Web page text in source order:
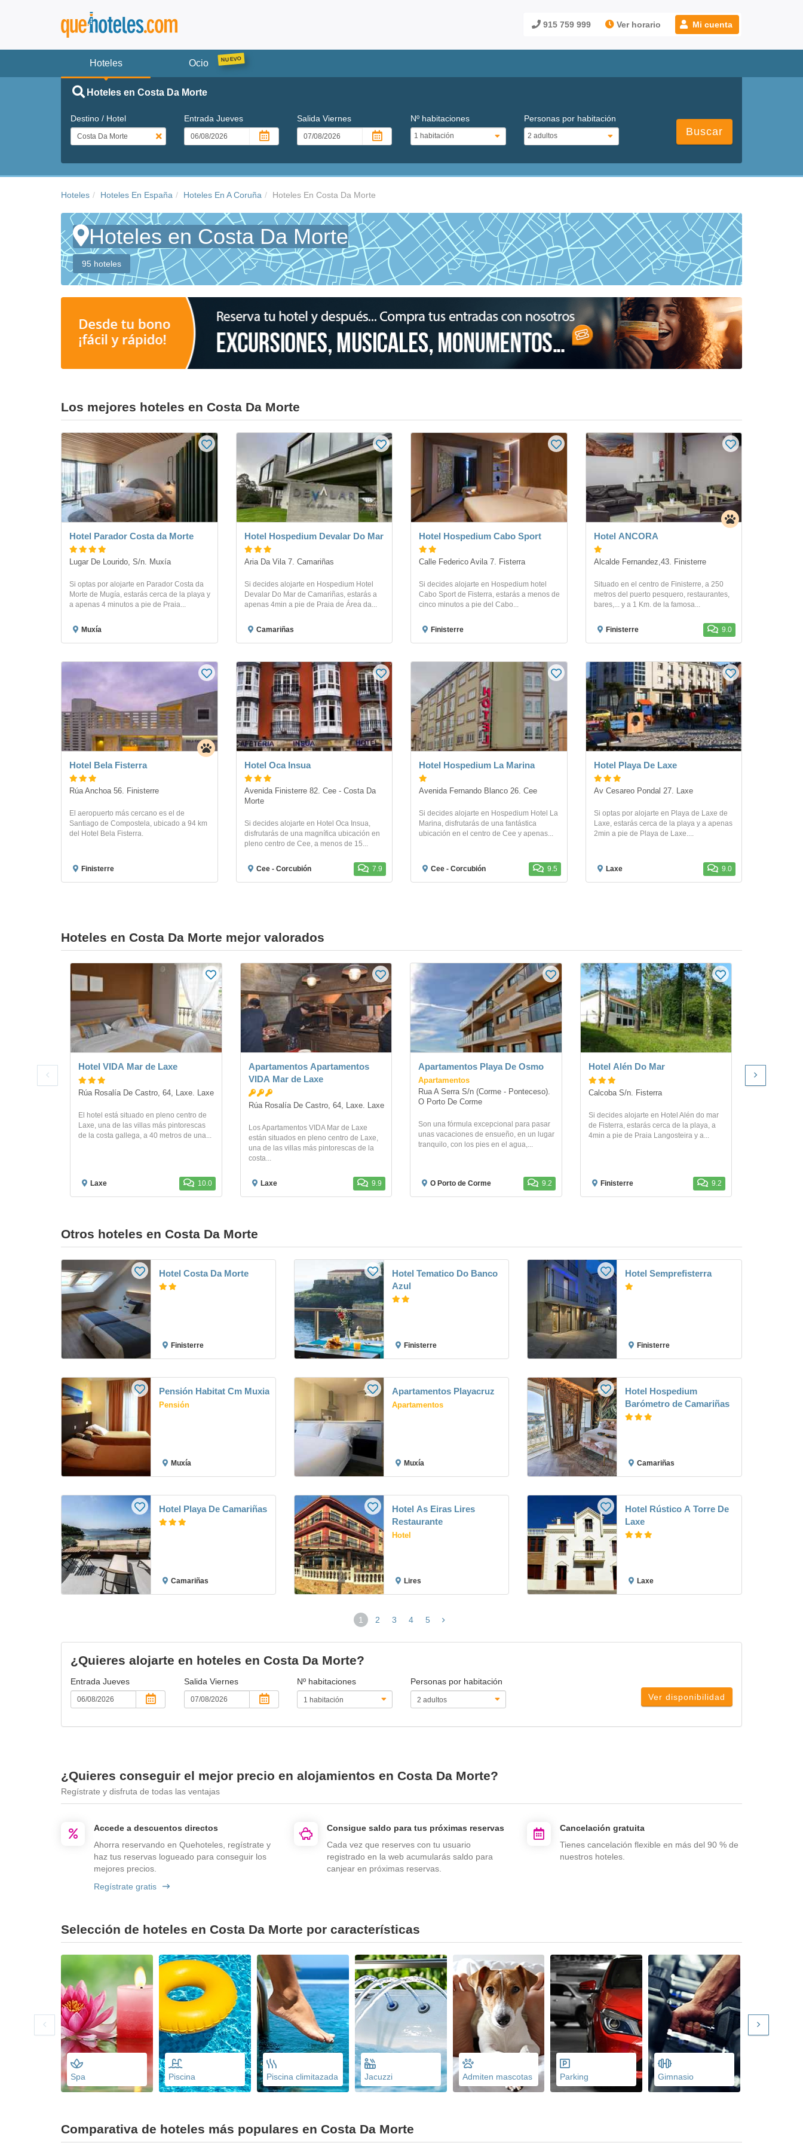
915 759 999 Ver horario Mi cuenta
Hoteles Ocio
Hoteles en Costa Da Morte
Destino / Hotel Entrada Jueves SalidaViernes Nº habitaciones Personas por habitación
Buscar
Hoteles Hoteles En España Hoteles En A Coruña Hoteles En Costa Da Morte
Hoteles en Costa Da Morte
95 hoteles
Los mejores hoteles en Costa Da Morte
Hotel Parador Costa da Morte
Lugar De Lourido, S/n. Muxía
Si optas por alojarte en Parador Costa da
Morte de Mugía, estarás cerca de la playa y
a apenas 4 minutos a pie de Praia...
Muxía
Hotel Hospedium Devalar Do Mar
Aria Da Vila 7. Camariñas
Si decides alojarte en Hospedium Hotel
Devalar Do Mar de Camariñas, estarás a
apenas 4min a pie de Praia de Área da...
Camariñas
Hotel Hospedium Cabo Sport
Calle Federico Avila 7. Fisterra
Si decides alojarte en Hospedium hotel
Cabo Sport de Fisterra, estarás a menos de
cinco minutos a pie del Cabo...
Finisterre
Hotel ANCORA
Alcalde Fernandez,43. Finisterre
Situado en el centro de Finisterre, a 250
metros del puerto pesquero, restaurantes,
bares,... y a 1 Km. de la famosa...
Finisterre 9.0
Hotel Bela Fisterra
Rúa Anchoa 56. Finisterre
El aeropuerto más cercano es el de
Santiago de Compostela, ubicado a 94 km
del Hotel Bela Fisterra.
Finisterre
Hotel Oca Insua
Avenida Finisterre 82. Cee - Costa Da
Morte
Si decides alojarte en Hotel Oca Insua,
disfrutarás de una magnífica ubicación en
pleno centro de Cee, a menos de 15...
Cee - Corcubión 7.9
Hotel Hospedium La Marina
Avenida Fernando Blanco 26. Cee
Si decides alojarte en Hospedium Hotel La
Marina, disfrutarás de una fantástica
ubicación en el centro de Cee y apenas...
Cee - Corcubión 9.5
Hotel Playa De Laxe
Av Cesareo Pondal 27. Laxe
Si optas por alojarte en Playa de Laxe de
Laxe, estarás cerca de la playa y a apenas
2min a pie de Playa de Laxe....
Laxe 9.0
Hoteles en Costa Da Morte mejor valorados
Hotel VIDA Mar de Laxe
Rúa Rosalía De Castro, 64, Laxe. Laxe
El hotel está situado en pleno centro de
Laxe, una de las villas más pintorescas
de la costa gallega, a 40 metros de una...
Laxe 10.0
Apartamentos Apartamentos
VIDA Mar de Laxe
Rúa Rosalía De Castro, 64, Laxe. Laxe
Los Apartamentos VIDA Mar de Laxe
están situados en pleno centro de Laxe,
una de las villas más pintorescas de la
costa...
Laxe 9.9
Apartamentos Playa De Osmo
Apartamentos
Rua A Serra S/n (Corme - Ponteceso).
O Porto De Corme
Son una fórmula excepcional para pasar
unas vacaciones de ensueño, en un lugar
tranquilo, con los pies en el agua,...
O Porto de Corme 9.2
Hotel Alén Do Mar
Calcoba S/n. Fisterra
Si decides alojarte en Hotel Alén do mar
de Fisterra, estarás cerca de la playa, a
4min a pie de Praia Langosteira y a...
Finisterre 9.2
Hotel
Otros hoteles en Costa Da Morte
Hotel Costa Da Morte
Finisterre
Hotel Tematico Do Banco
Azul
Finisterre
Hotel Semprefisterra
Finisterre
Pensión Habitat Cm Muxia
Pensión
Muxía
Apartamentos Playacruz
Apartamentos
Muxía
Hotel Hospedium
Barómetro de Camariñas
Camariñas
Hotel Playa De Camariñas
Camariñas
Hotel As Eiras Lires
Restaurante
Hotel
Lires
Hotel Rústico A Torre De
Laxe
Laxe
1
(página
2 3 4 5
¿Quieres alojarte en hoteles en Costa Da Morte?
Entrada Jueves Salida Viernes Nº habitaciones
Personas por habitación
Ver disponibilidad
¿Quieres conseguir el mejor precio en alojamientos en Costa Da Morte?
Regístrate y disfruta de todas las ventajas
Accede a descuentos directos
Ahorra reservando en Quehoteles, regístrate y
haz tus reservas logueado para conseguir los
mejores precios.
Regístrate gratis
Consigue saldo para tus próximas reservas
Cada vez que reserves con tu usuario
registrado en la web acumularás saldo para
canjear en próximas reservas.
Cancelación gratuita
Tienes cancelación flexible en más del 90 % de
nuestros hoteles.
Selección de hoteles en Costa Da Morte por características
Spa Piscina Piscina climitazada Jacuzzi Admiten mascotas Parking Gimnasio
Comparativa de hoteles más populares en Costa Da Morte